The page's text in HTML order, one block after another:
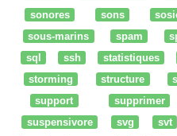
sonores
sons
sous-marins
spam
sql
ssh statistiques
storming
structure
support
supprimer
suspensivore
svg svt